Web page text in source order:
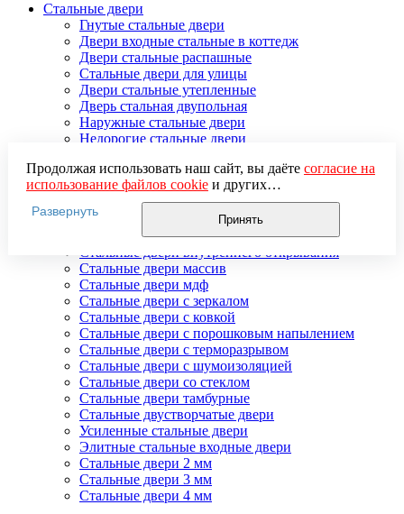
Стальные двери
Гнутые стальные двери
Двери входные стальные в коттедж
Двери стальные распашные
Стальные двери для улицы
Двери стальные утепленные
Дверь стальная двупольная
Наружные стальные двери
Недорогие стальные двери
Стальная дверь в дом
Стальная дверь на дачу
Стальные взломостойкие двери
Стальные входные двери в квартиру
Стальные двери в подъезд
Стальные двери внутреннего открывания
Стальные двери массив
Стальные двери мдф
Стальные двери с зеркалом
Стальные двери с ковкой
Стальные двери с порошковым напылением
Стальные двери с терморазрывом
Стальные двери с шумоизоляцией
Стальные двери со стеклом
Стальные двери тамбурные
Стальные двустворчатые двери
Усиленные стальные двери
Элитные стальные входные двери
Стальные двери 2 мм
Стальные двери 3 мм
Стальные двери 4 мм
Продолжая использовать наш сайт, вы даёте согласие на
использование файлов cookieи других
пользовательских данных (включая IP-адрес, сведения о
местоположении, устройстве, действиях на сайте и т. п.)
для функционирования сайта, проведения
использования систем аналитики (например,
Яндекс.Метрика), в соответствии с нашей
обработки персональных данных.
Если вы не хотите, чтобы ваши данные обрабатывались,
настройте ограничения в браузере или покиньте сайт.
Развернуть
Принять